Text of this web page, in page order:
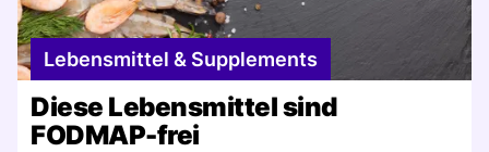
Lebensmittel & Supplements
Diese Lebensmittel sind
FODMAP-frei